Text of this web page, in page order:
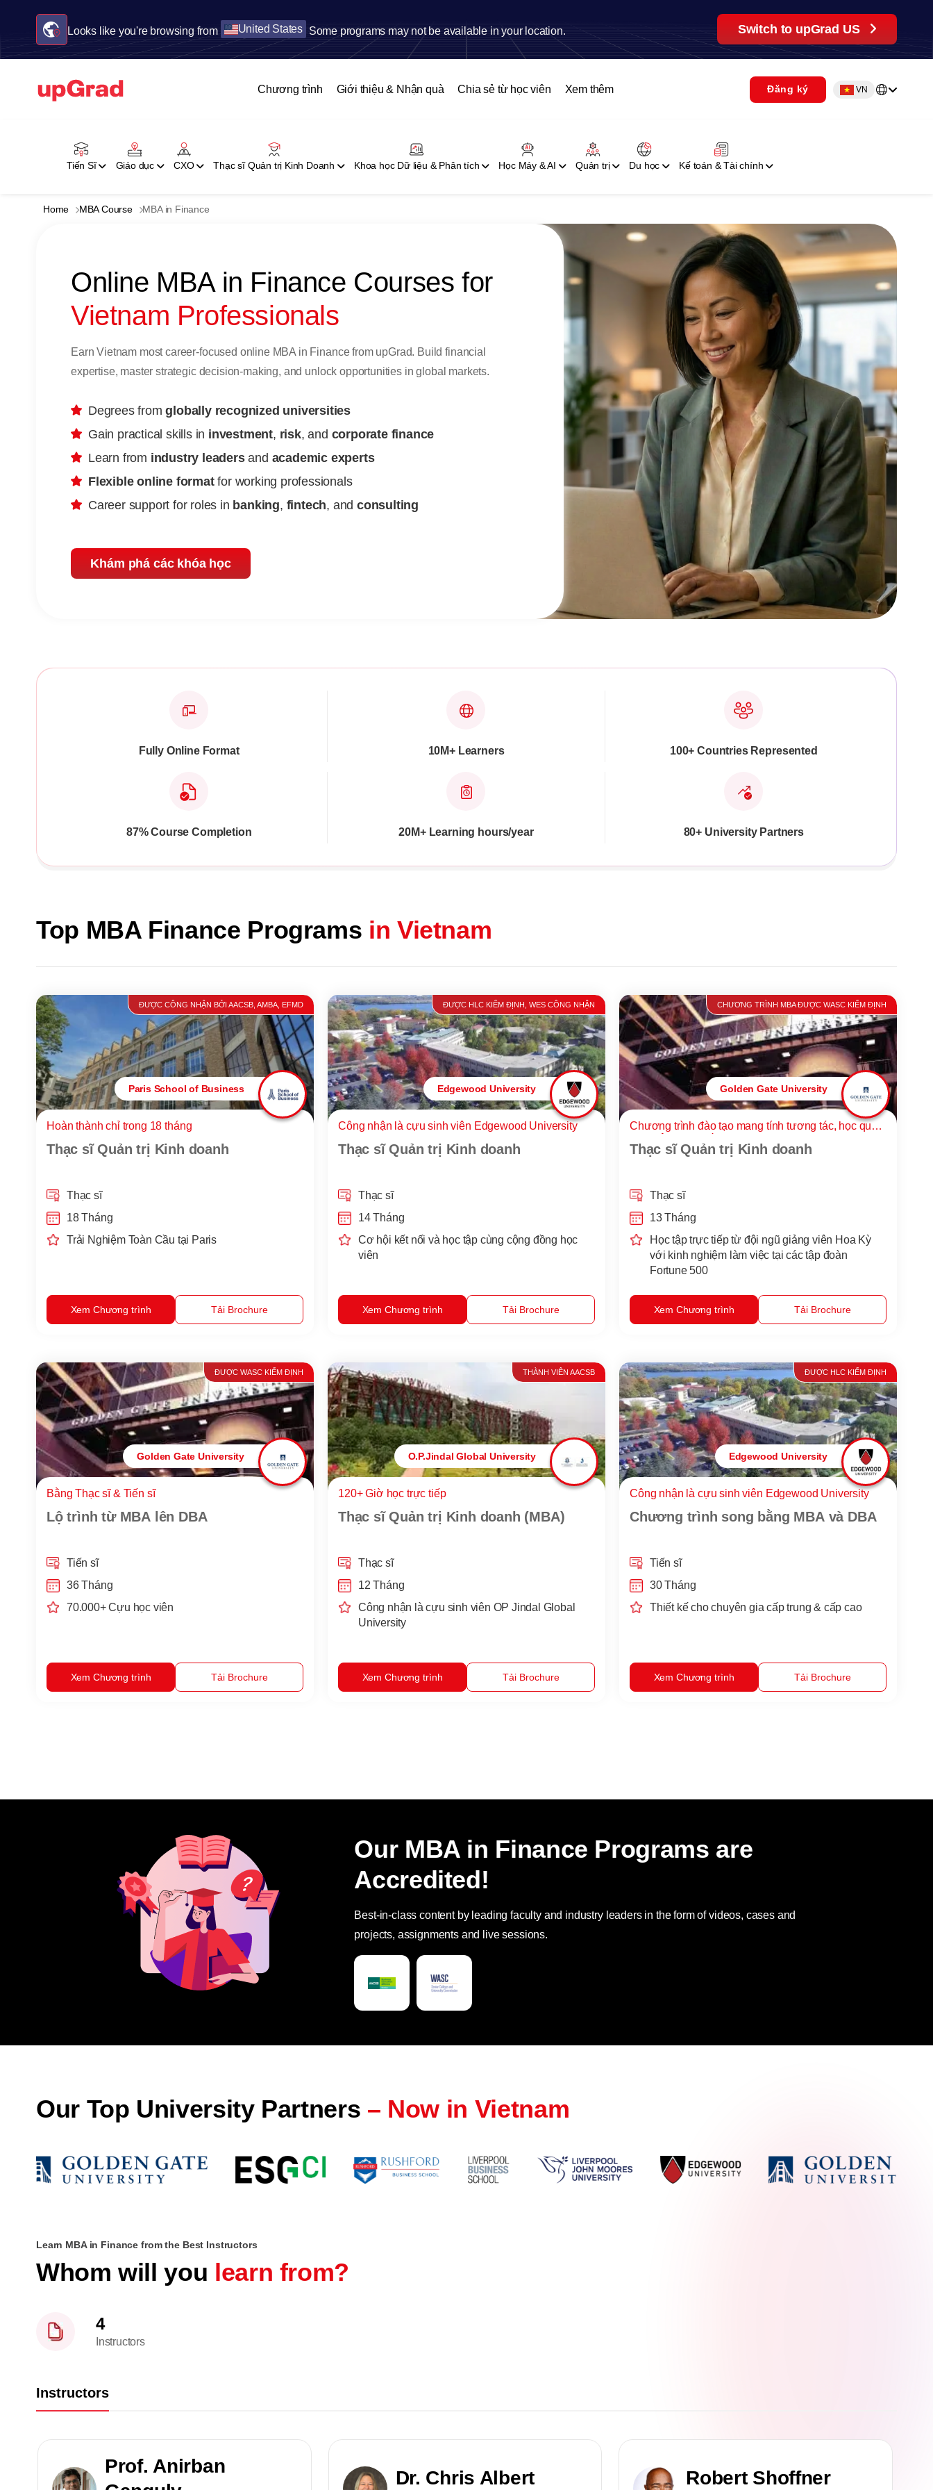
Looks like you're browsing from United States Some programs may not be available in your location. Switch to upGrad US
Chương trình Giới thiệu & Nhận quà Chia sẻ từ học viên Xem thêm Đăng ký VN
Tiến Sĩ Giáo dục CXO Thạc sĩ Quản trị Kinh Doanh Khoa học Dữ liệu & Phân tích Học Máy & AI Quản trị Du học Kế toán & Tài chính
Home MBA Course MBA in Finance
Online MBA in Finance Courses for
Vietnam Professionals
Earn Vietnam most career-focused online MBA in Finance from upGrad. Build financial
expertise, master strategic decision-making, and unlock opportunities in global markets.
Degrees fromglobally recognized universities
Gain practical skills in investment, risk, and corporate finance
Learn from industry leadersand academic experts
Flexible online formatfor working professionals
Career support for roles in banking, fintech, andconsulting
Khám phá các khóa học
Fully Online Format 10M+ Learners 100+ Countries Represented
87% Course Completion 20M+ Learning hours/year 80+ University Partners
Top MBA Finance Programs in Vietnam
ĐƯỢC CÔNG NHẬN BỞI AACSB, AMBA, EFMD
Paris School of Business
Hoàn thành chỉ trong 18 tháng
Thạc sĩ Quản trị Kinh doanh
Thạc sĩ
18 Tháng
Trải Nghiệm Toàn Cầu tại Paris
Tải Brochure
Xem Chương trình
ĐƯỢC HLC KIỂM ĐỊNH, WES CÔNG NHẬN
Edgewood University
Công nhận là cựu sinh viên Edgewood University
Thạc sĩ Quản trị Kinh doanh
Thạc sĩ
14 Tháng
Cơ hội kết nối và học tập cùng cộng đồng học
viên
Tải Brochure
Xem Chương trình
CHƯƠNG TRÌNH MBA ĐƯỢC WASC KIỂM ĐỊNH
Golden Gate University
Chương trình đào tạo mang tính tương tác, học qua
Thạc sĩ Quản trị Kinh doanh
Thạc sĩ
13 Tháng
Học tập trực tiếp từ đội ngũ giảng viên Hoa Kỳ
với kinh nghiệm làm việc tại các tập đoàn
Fortune 500
Tải Brochure
Xem Chương trình
ĐƯỢC WASC KIỂM ĐỊNH
Golden Gate University
Bằng Thạc sĩ & Tiến sĩ
Lộ trình từ MBA lên DBA
Tiến sĩ
36 Tháng
70.000+ Cựu học viên
Tải Brochure
Xem Chương trình
THÀNH VIÊN AACSB
O.P.Jindal Global University
120+ Giờ học trực tiếp
Thạc sĩ Quản trị Kinh doanh (MBA)
Thạc sĩ
12 Tháng
Công nhận là cựu sinh viên OP Jindal Global
University
Tải Brochure
Xem Chương trình
ĐƯỢC HLC KIỂM ĐỊNH
Edgewood University
Công nhận là cựu sinh viên Edgewood University
Chương trình song bằng MBA và DBA
Tiến sĩ
30 Tháng
Thiết kế cho chuyên gia cấp trung & cấp cao
Tải Brochure
Xem Chương trình
Our MBA in Finance Programs are
Accredited!
Best-in-class content by leading faculty and industry leaders in the form of videos, cases and
projects, assignments and live sessions.
Our Top University Partners – Now in Vietnam
Learn MBA in Finance from the Best Instructors
Whom will you learn from?
4
Instructors
Instructors
Prof. Anirban
Dr. Chris Albert Robert Shoffner